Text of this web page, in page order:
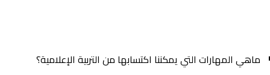
ماهي المهارات التي يمكننا اكتسابها من التربية الإعلامية؟